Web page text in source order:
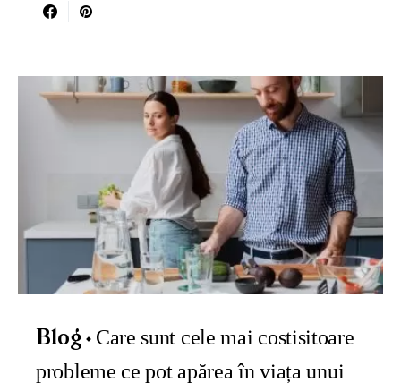
Blog
Care sunt cele mai costisitoare
probleme ce pot apărea în viața unui